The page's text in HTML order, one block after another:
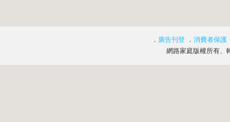
． 廣告刊登 ． 消費者保護
網路家庭版權所有、